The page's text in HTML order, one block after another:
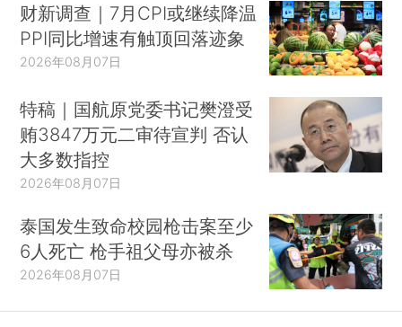
财新调查｜7月CPI或继续降温
PPI同比增速有触顶回落迹象
2026年08月07日
特稿｜国航原党委书记樊澄受
贿3847万元二审待宣判 否认
大多数指控
2026年08月07日
泰国发生致命校园枪击案至少
6人死亡 枪手祖父母亦被杀
2026年08月07日